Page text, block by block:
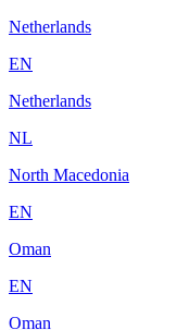
Netherlands
EN
Netherlands
NL
North Macedonia
EN
Oman
EN
Oman